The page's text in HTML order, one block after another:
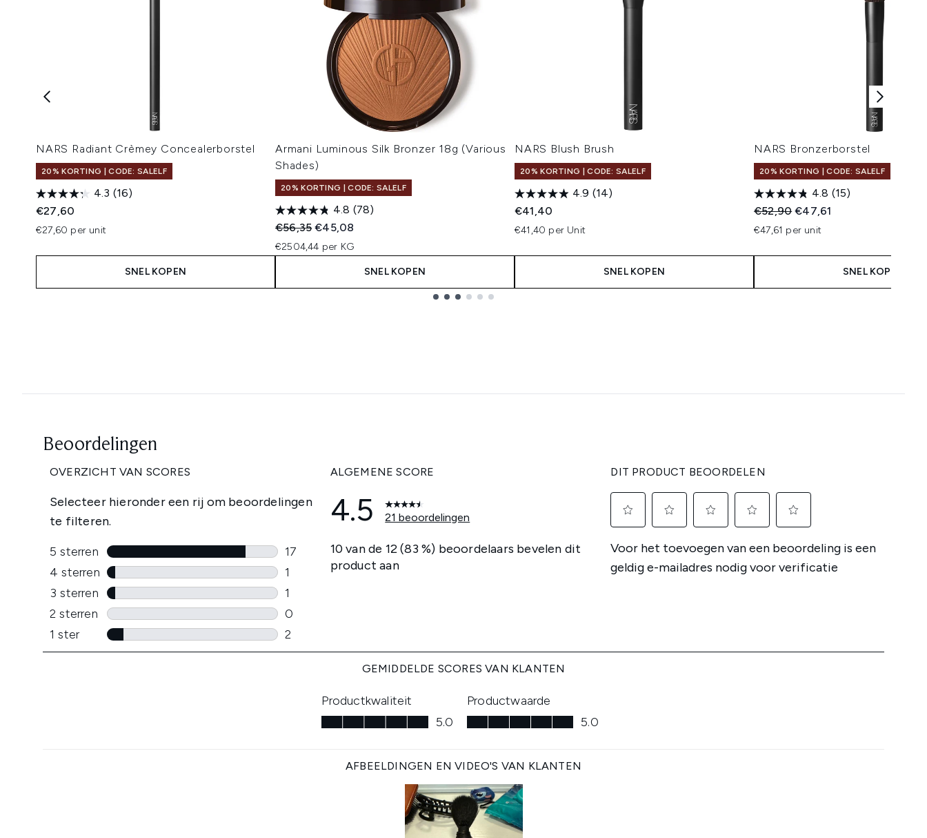
NARS Radiant Crèmey Concealerborstel
20% KORTING | CODE: SALELF
4.3 (16)
€27,60
€27,60 per unit
SNEL KOPEN
Armani Luminous Silk Bronzer 18g (Various
Shades)
20% KORTING | CODE: SALELF
4.8 (78)
Recommended Retail Price:
€56,35Huidige prijs:
€45,08
€2504,44 per KG
SNEL KOPEN
NARS Blush Brush
20% KORTING | CODE: SALELF
4.9 (14)
€41,40
€41,40 per Unit
SNEL KOPEN
NARS Bronzerborstel
20% KORTING | CODE: SALELF
4.8 (15)
Recommended Retail Price:
€52,90Huidige prijs:
€47,61
€47,61 per unit
SNEL KOPEN